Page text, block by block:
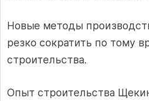
Новые методы
резко сократить по тому
строительства.
Опыт строительства